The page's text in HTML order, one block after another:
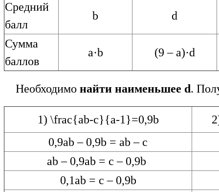
Средний
балл
b d
Сумма
баллов
a·b (9 – a)·d
Необходимо найти наименьшее d.
1) \frac{ab-c}{a-1}=0,9b
0,9ab – 0,9b = ab – c
ab – 0,9ab = c – 0,9b
0,1ab = c – 0,9b